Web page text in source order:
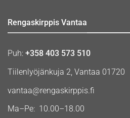
Rengaskirppis Vantaa
Puh: +358 403 573 510
Tiilenlyöjänkuja 2, Vantaa 01720
vantaa@rengaskirppis.fi
Ma–Pe: 10.00–18.00